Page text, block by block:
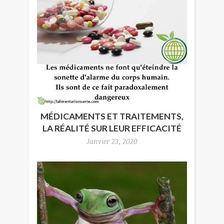
MÉDICAMENTS ET TRAITEMENTS,
LA RÉALITÉ SUR LEUR EFFICACITÉ
Janvier 23, 2020